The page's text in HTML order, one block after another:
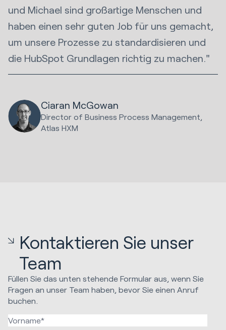
Ciaran McGowan
Director of Business Process Management,
Atlas HXM
und Michael sind großartige Menschen und
haben einen sehr guten Job für uns gemacht,
um unsere Prozesse zu standardisieren und
die HubSpot Grundlagen richtig zu machen."
Kontaktieren Sie unser
Team
Füllen Sie das unten stehende Formular aus, wenn Sie
Fragen an unser Team haben, bevor Sie einen Anruf
buchen.